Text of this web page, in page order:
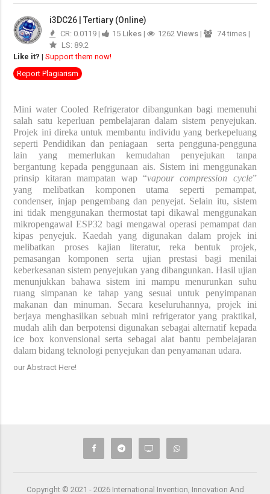
i3DC26 | Tertiary (Online)
CR: 0.0119 | 15 Likes | 1262 Views |
74 times |
LS: 89.2
Like it? |Support them now!
Report Plagiarism
Mini water Cooled Refrigerator dibangunkan bagi memenuhi
salah satu keperluan pembelajaran dalam sistem penyejukan.
Projek ini direka untuk membantu individu yang berkepeluang
seperti Pendidikan dan peniagaan
serta pengguna-pengguna
lain yang memerlukan kemudahan penyejukan tanpa
bergantung kepada penggunaan ais. Sistem ini menggunakan
prinsip kitaran mampatan wap “vapour compression cycle”
yang melibatkan komponen utama seperti pemampat,
condenser, injap pengembang dan penyejat. Selain itu, sistem
ini tidak menggunakan thermostat tapi dikawal menggunakan
mikropengawal ESP32 bagi mengawal operasi pemampat dan
kipas penyejuk. Kaedah yang digunakan dalam projek ini
melibatkan proses kajian literatur, reka bentuk projek,
pemasangan komponen serta ujian prestasi bagi menilai
keberkesanan sistem penyejukan yang dibangunkan. Hasil ujian
menunjukkan bahawa sistem ini mampu menurunkan suhu
ruang simpanan ke tahap yang sesuai untuk penyimpanan
makanan dan minuman. Secara keseluruhannya, projek ini
berjaya menghasilkan sebuah mini refrigerator yang praktikal,
mudah alih dan berpotensi digunakan sebagai alternatif kepada
ice box konvensional serta sebagai alat bantu pembelajaran
dalam bidang teknologi penyejukan dan penyamanan udara.
our Abstract Here!
Copyright © 2021 - 2026 International Invention, Innovation And